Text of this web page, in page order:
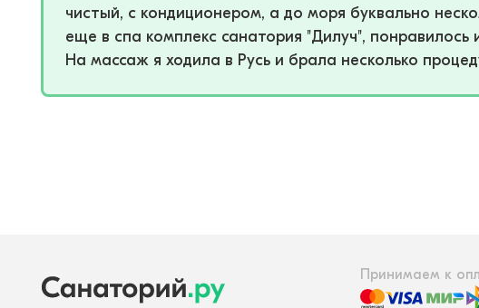
чистый, с кондиционером, а до моря буквально
еще в спа комплекс санатория "Дилуч", понравилось
На массаж я ходила в Русь и брала несколько
Принимаем к